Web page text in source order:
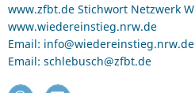
www.zfbt.de Stichwort Netzwerk W
www.wiedereinstieg.nrw.de
Email: info@wiedereinstieg.nrw.de
Email: schlebusch@zfbt.de